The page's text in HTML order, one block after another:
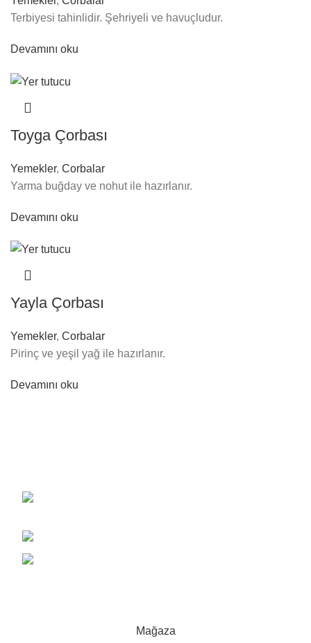
Terbiyesi tahinlidir. Şehriyeli ve havuçludur.
Devamını oku
Toyga Çorbası
Yemekler, Corbalar
Yarma buğday ve nohut ile hazırlanır.
Devamını oku
Yayla Çorbası
Yemekler, Corbalar
Pirinç ve yeşil yağ ile hazırlanır.
Devamını oku
Mağaza